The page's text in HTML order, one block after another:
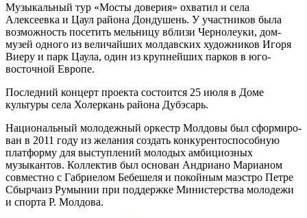
Музыкальный тур «Мосты дове­рия» охватил и села
Алексеевка и Цаул района Дондушень. У участ­ников была
возможность посетить мельницу вблизи Чернолеуки, дом-
музей одного из величайших мол­давских художников Игоря
Виеру и парк Цаула, один из крупнейших парков в юго-
восточной Европе.
Последний концерт проекта состоится 25 июля в Доме
культуры села Холеркань района Дубэсарь.
Национальный молодежный оркестр Молдовы был сформиро­
ван в 2011 году из желания создать конкурентоспособную
платформу для выступлений молодых амби­циозных
музыкантов. Коллектив был основан Андриано Марианом
совместно с Габриелом Бебешеля и покойным маэстро Петре
Сбырчаиз Румынии при поддержке Министерства молодежи
и спорта Р. Молдова.